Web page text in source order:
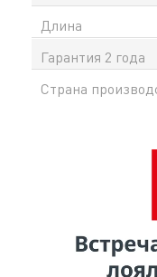
покупке вы
Казахстане и
Длина
Гарантия 2 года
Страна